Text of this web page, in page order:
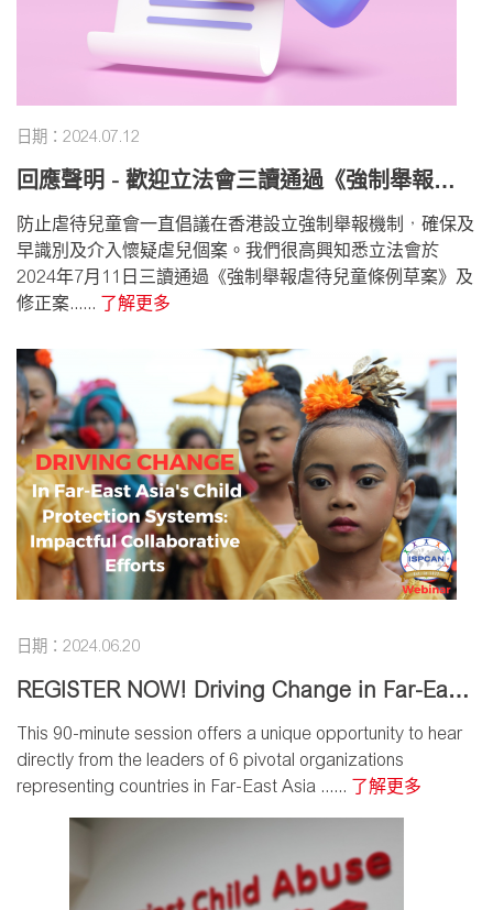
日期：2024.07.12
回應聲明 - 歡迎立法會三讀通過《強制舉報虐
防止虐待兒童會一直倡議在香港設立強制舉報機制，確保及
早識別及介入懷疑虐兒個案。我們很高興知悉立法會於
2024年7月11日三讀通過《強制舉報虐待兒童條例草案》及
修正案...... 了解更多
日期：2024.06.20
REGISTER NOW! Driving Change in Far-East
llaborative Efforts
This 90-minute session offers a unique opportunity to hear
directly from the leaders of 6 pivotal organizations
representing countries in Far-East Asia ...... 了解更多